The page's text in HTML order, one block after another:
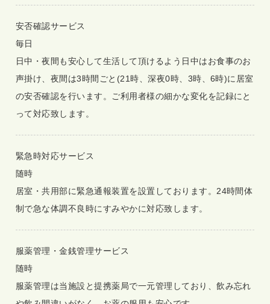
安否確認サービス
毎日
日中・夜間も安心して生活して頂けるよう日中はお食事のお
声掛け、夜間は3時間ごと(21時、深夜0時、3時、6時)に居室
の安否確認を行います。ご利用者様の細かな変化を記録にと
って対応致します。
緊急時対応サービス
随時
居室・共用部に緊急通報装置を設置しております。24時間体
制で急な体調不良時にすみやかに対応致します。
服薬管理・金銭管理サービス
随時
服薬管理は当施設と提携薬局で一元管理しており、飲み忘れ